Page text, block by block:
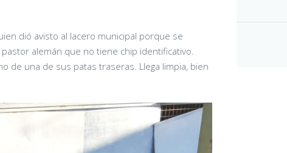
dió avisto al lacero municipal porque se
alemán que no tiene chip identificativo.
de una de sus patas traseras. Llega limpia, bien